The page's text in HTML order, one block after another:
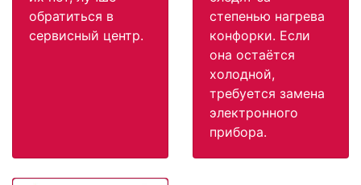
обратиться в
сервисный центр.
степенью нагрева
конфорки. Если
она остаётся
холодной,
требуется замена
электронного
прибора.